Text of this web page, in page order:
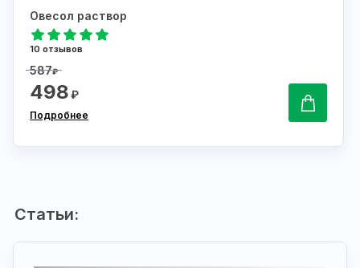
Овесол раствор
10 отзывов
587₽
498₽
Подробнее
Статьи: